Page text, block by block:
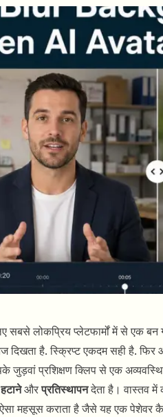
सबसे लोकप्रिय प्लेटफार्मों में से एक बन
दिखता है. स्क्रिप्ट एकदम सही है.
जुड़वां प्रशिक्षण क्लिप से एक
हटानेऔरप्रतिस्थापनदेता है। वास्तव में
महसूस कराता है जैसे यह एक पेशेवर